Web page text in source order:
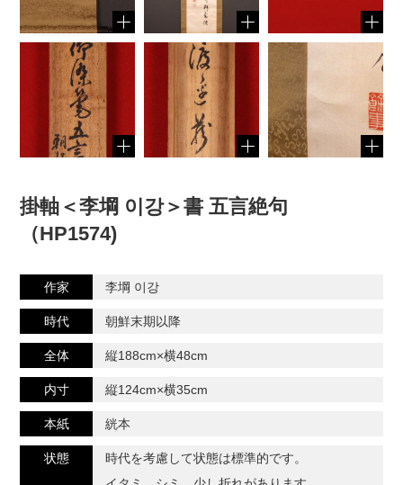
掛軸＜李堈 이강＞書 五言絶句
（HP1574)
作家 李堈 이강
時代 朝鮮末期以降
全体 縦188cm×横48cm
内寸 縦124cm×横35cm
本紙 絖本
状態
時代を考慮して状態は標準的です。